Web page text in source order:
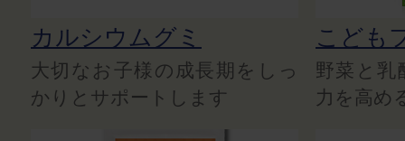
カルシウムグミ
大切なお子様の成長期をしっ
かりとサポートします
こども
野菜と乳
力を高め